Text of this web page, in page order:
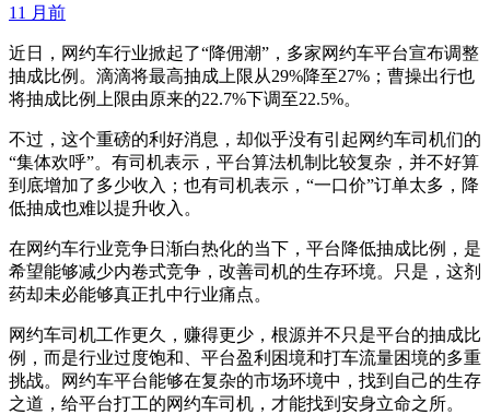
11 月前
近日，网约车行业掀起了“降佣潮”，多家网约车平台宣布调整
抽成比例。滴滴将最高抽成上限从29%降至27%；曹操出行也
将抽成比例上限由原来的22.7%下调至22.5%。
不过，这个重磅的利好消息，却似乎没有引起网约车司机们的
“集体欢呼”。有司机表示，平台算法机制比较复杂，并不好算
到底增加了多少收入；也有司机表示，“一口价”订单太多，降
低抽成也难以提升收入。
在网约车行业竞争日渐白热化的当下，平台降低抽成比例，是
希望能够减少内卷式竞争，改善司机的生存环境。只是，这剂
药却未必能够真正扎中行业痛点。
网约车司机工作更久，赚得更少，根源并不只是平台的抽成比
例，而是行业过度饱和、平台盈利困境和打车流量困境的多重
挑战。网约车平台能够在复杂的市场环境中，找到自己的生存
之道，给平台打工的网约车司机，才能找到安身立命之所。